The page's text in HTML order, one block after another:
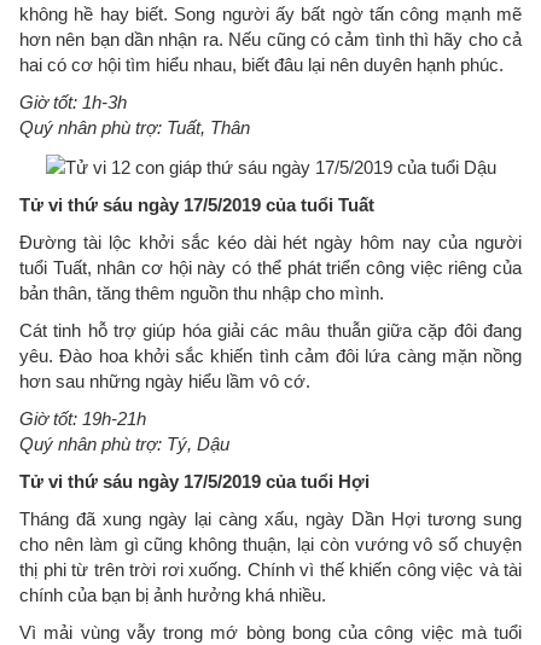
không hề hay biết. Song người ấy bất ngờ tấn công mạnh mẽ
hơn nên bạn dần nhận ra. Nếu cũng có cảm tình thì hãy cho cả
hai có cơ hội tìm hiểu nhau, biết đâu lại nên duyên hạnh phúc.
Giờ tốt: 1h-3h
Quý nhân phù trợ: Tuất, Thân
Tử vi thứ sáu ngày 17/5/2019 của tuổi Tuất
Đường tài lộc khởi sắc kéo dài hét ngày hôm nay của người
tuổi Tuất, nhân cơ hội này có thể phát triển công việc riêng của
bản thân, tăng thêm nguồn thu nhập cho mình.
Cát tinh hỗ trợ giúp hóa giải các mâu thuẫn giữa cặp đôi đang
yêu. Đào hoa khởi sắc khiến tình cảm đôi lứa càng mặn nồng
hơn sau những ngày hiểu lầm vô cớ.
Giờ tốt: 19h-21h
Quý nhân phù trợ: Tý, Dậu
Tử vi thứ sáu ngày 17/5/2019 của tuổi Hợi
Tháng đã xung ngày lại càng xấu, ngày Dần Hợi tương sung
cho nên làm gì cũng không thuận, lại còn vướng vô số chuyện
thị phi từ trên trời rơi xuống. Chính vì thế khiến công việc và tài
chính của bạn bị ảnh hưởng khá nhiều.
Vì mải vùng vẫy trong mớ bòng bong của công việc mà tuổi